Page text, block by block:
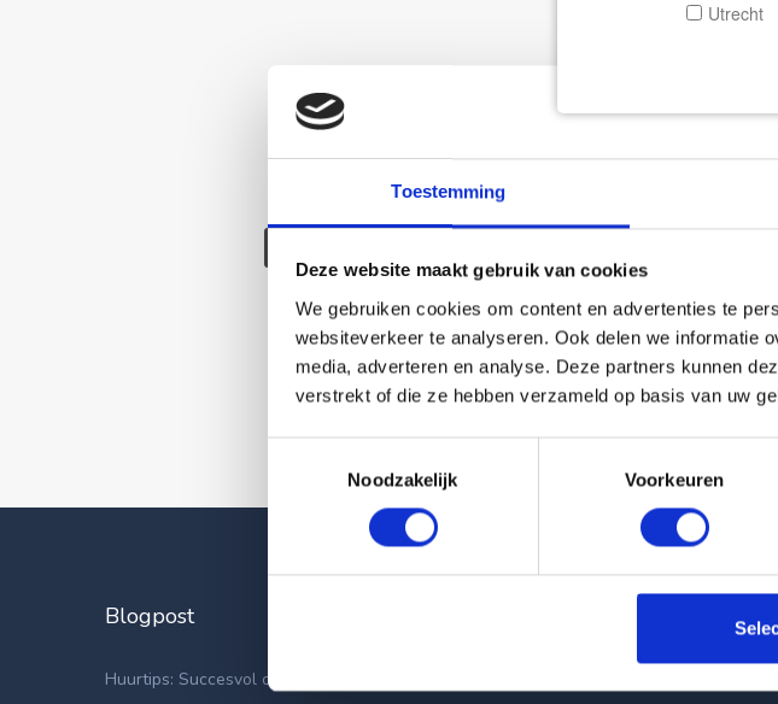
Toestemming
Deze website maakt gebruik van cookies
We gebruiken cookies om content en advertenties te
websiteverkeer te analyseren. Ook delen we informatie
media, adverteren en analyse. Deze partners kunnen
verstrekt of die ze hebben verzameld op basis van uw
Noodzakelijk
Voorkeuren
Deze woning is
Terug
Blogpost
Huurtips: Succesvol op zoek naar een nieuwe
Utrecht